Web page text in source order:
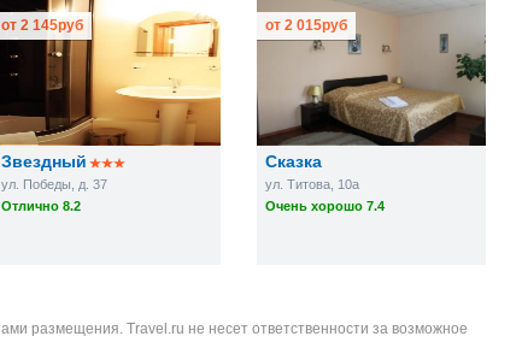
Звездный
ул. Победы, д. 37
Отлично 8.2
от 2 145руб
Сказка
ул. Титова, 10а
Очень хорошо 7.4
от2 015руб
размещения. Travel.ru не несет ответственности за возможное